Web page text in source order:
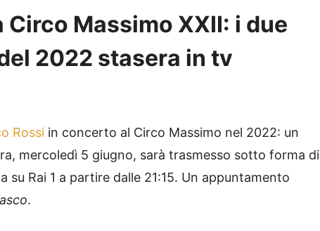
Circo Massimo XXII: i due
2022 stasera in tv
Rossi in concerto al Circo Massimo nel 2022: un
mercoledì 5 giugno, sarà trasmesso sotto forma di
su Rai 1 a partire dalle 21:15. Un appuntamento
.